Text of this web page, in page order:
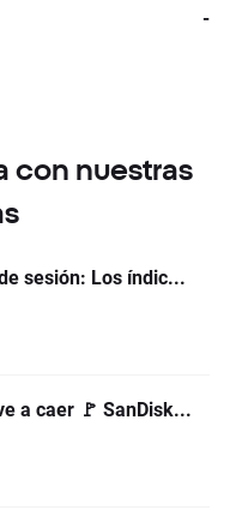
-
con nuestras
sesión: Los índic...
a caer 🚩 SanDisk...